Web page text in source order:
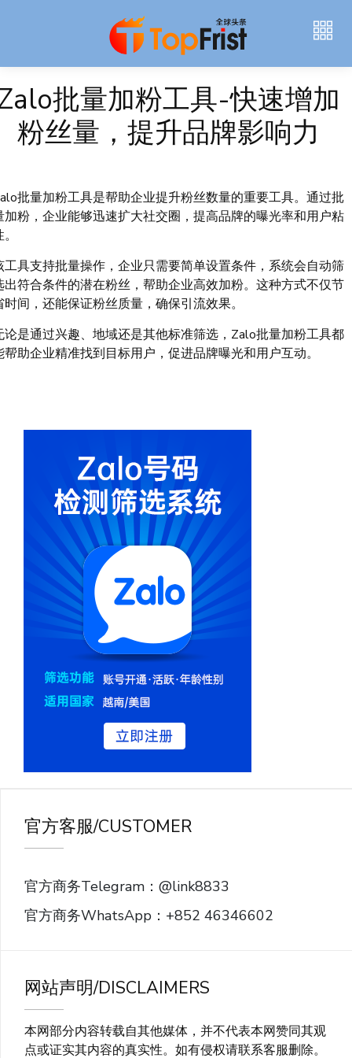
批量加粉工具-快速增加
粉丝量，提升品牌影响力
批量加粉工具是帮助企业提升粉丝数量的重要工具。通过批
加粉，企业能够迅速扩大社交圈，提高品牌的曝光率和用户粘
工具支持批量操作，企业只需要简单设置条件，系统会自动筛
出符合条件的潜在粉丝，帮助企业高效加粉。这种方式不仅节
时间，还能保证粉丝质量，确保引流效果。
论是通过兴趣、地域还是其他标准筛选，Zalo批量加粉工具都
帮助企业精准找到目标用户，促进品牌曝光和用户互动。
官方客服/CUSTOMER
官方商务Telegram：@link8833
官方商务WhatsApp：+852 46346602
网站声明/DISCLAIMERS
本网部分内容转载自其他媒体，并不代表本网赞同其观
点或证实其内容的真实性。如有侵权请联系客服删除。